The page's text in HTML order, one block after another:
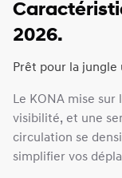
2026.
Prêt pour la jungle
Le KONA mise sur
visibilité, et une
circulation se
simplifier vos